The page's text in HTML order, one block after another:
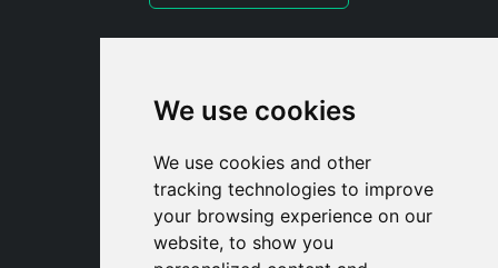
We use cookies
We use cookies and other
tracking technologies to improve
your browsing experience on our
website, to show you
TAYLOR MADE ORDERS
UŽIVATE
ZAREGISTROVA
PŘIHLÁSIT S